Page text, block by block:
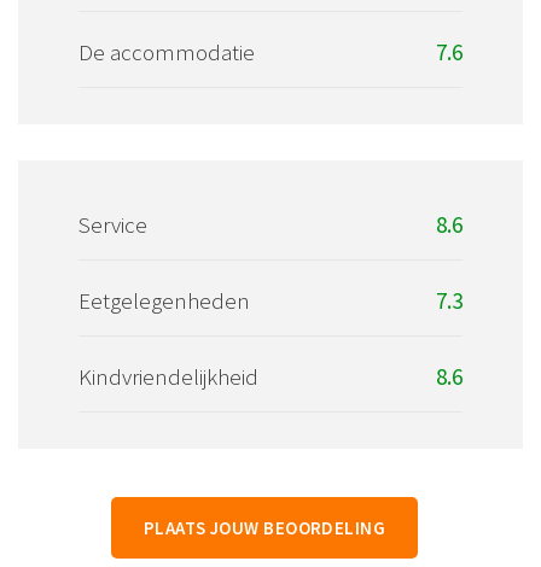
De accommodatie 7.6
Service 8.6
Eetgelegenheden 7.3
Kindvriendelijkheid 8.6
PLAATS JOUW BEOORDELING